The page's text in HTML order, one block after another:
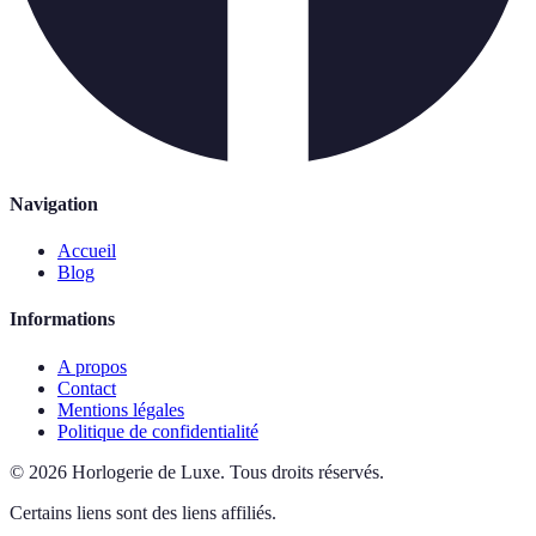
Navigation
Accueil
Blog
Informations
A propos
Contact
Mentions légales
Politique de confidentialité
© 2026 Horlogerie de Luxe. Tous droits réservés.
Certains liens sont des liens affiliés.